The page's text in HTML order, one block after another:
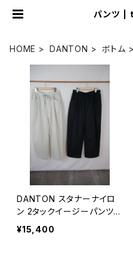
パンツ
HOME DANTON ボトム
DANTON スタナーナイロ
ン 2タックイージーパンツ
MEN
¥15,400